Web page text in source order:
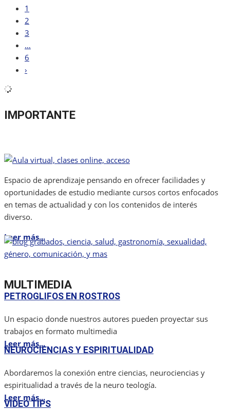
1
2
3
…
6
›
IMPORTANTE
Espacio de aprendizaje pensando en ofrecer facilidades y
oportunidades de estudio mediante cursos cortos enfocados
en temas de actualidad y con los contenidos de interés
diverso.
Leer más...
MULTIMEDIA
PETROGLIFOS EN ROSTROS
Un espacio donde nuestros autores pueden proyectar sus
trabajos en formato multimedia
Leer más...
NEUROCIENCIAS Y ESPIRITUALIDAD
Abordaremos la conexión entre ciencias, neurociencias y
espiritualidad a través de la neuro teología.
Leer más...
VIDEO TIPS